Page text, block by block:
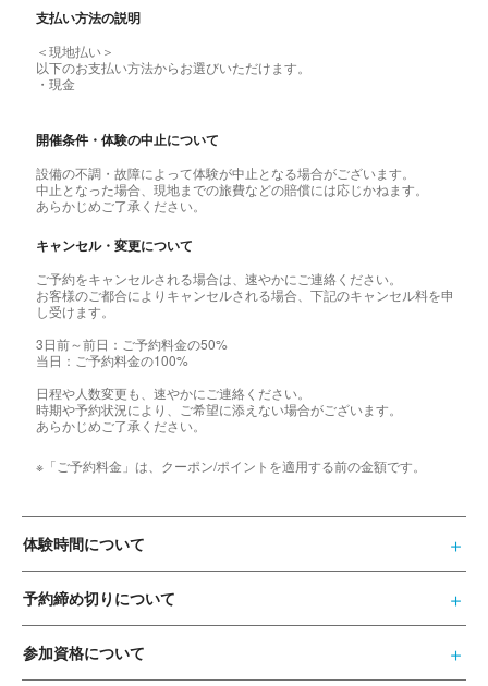
支払い方法の説明
＜現地払い＞
以下のお支払い方法からお選びいただけます。
・現金
開催条件・体験の中止について
設備の不調・故障によって体験が中止となる場合がございます。
中止となった場合、現地までの旅費などの賠償には応じかねます。
あらかじめご了承ください。
キャンセル・変更について
ご予約をキャンセルされる場合は、速やかにご連絡ください。
お客様のご都合によりキャンセルされる場合、下記のキャンセル料を申
し受けます。
3日前～前日：ご予約料金の50%
当日：ご予約料金の100%
日程や人数変更も、速やかにご連絡ください。
時期や予約状況により、ご希望に添えない場合がございます。
あらかじめご了承ください。
※「ご予約料金」は、クーポン/ポイントを適用する前の金額です。
体験時間について
予約締め切りについて
参加資格について